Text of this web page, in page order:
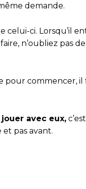
demande.
celui-ci. Lorsqu’il
n’oubliez pas
pour commencer, il
jouer avec eux,
et pas avant.